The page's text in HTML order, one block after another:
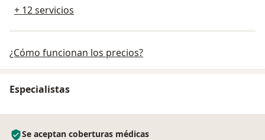
+ 12 servicios
¿Cómo funcionan los precios?
Especialistas
Se aceptan coberturas médicas